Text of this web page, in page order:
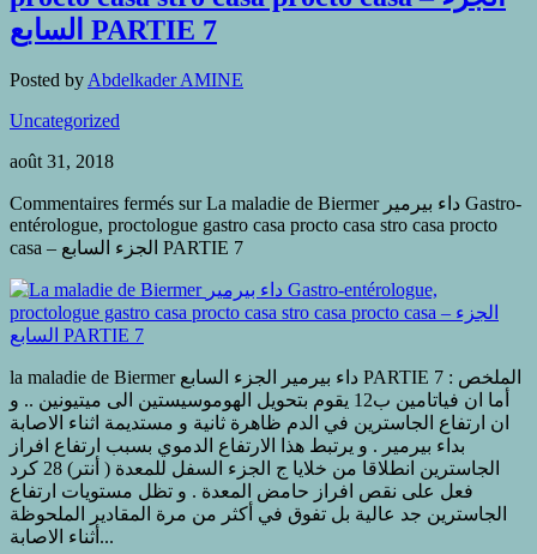
السابع PARTIE 7
Posted byAbdelkader AMINE
Uncategorized
août 31, 2018
Commentaires fermés sur La maladie de Biermer داء بيرمير Gastro-
entérologue, proctologue gastro casa procto casa stro casa procto
casa – الجزء السابع PARTIE 7
la maladie de Biermer داء بيرمير الجزء السابع PARTIE 7 الملخص :
أما ان فياتامين ب12 يقوم بتحويل الهوموسيستين الى ميتيونين .. و
ان ارتفاع الجاسترين في الدم ظاهرة ثانية و مستديمة اثناء الاصابة
بداء بيرمير . و يرتبط هذا الارتفاع الدموي بسبب ارتفاع افراز
الجاسترين انطلاقا من خلايا ج الجزء السفل للمعدة ( أنتر) 28 كرد
فعل على نقص افراز حامض المعدة . و تظل مستويات ارتفاع
الجاسترين جد عالية بل تفوق في أكثر من مرة المقادير الملحوظة
أثناء الاصابة...